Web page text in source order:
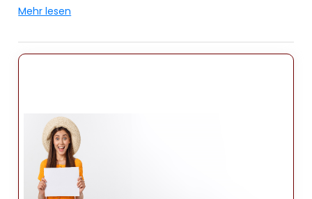
Çiftlikköy liegt nur 5 Kilometer östlich der Stadt
Küstenlage der Stadt bietet atemberaubende
Ausblicke auf das Marmarameer und die
unmittelbare Nähe zur Stadt Yalova ermöglicht es
Besuchern, sowohl städtische als auch ländliche
Sehenswürdigkeiten bequem zu erkunden. Mit seiner
Mehr lesen